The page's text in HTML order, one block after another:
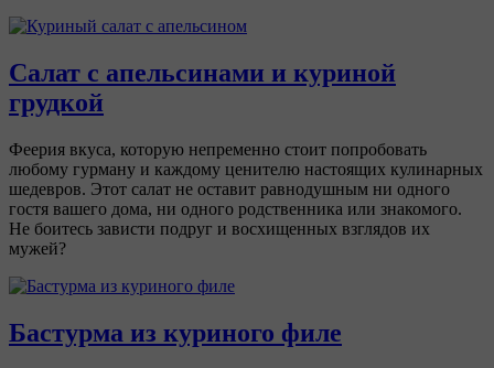
Салат с апельсинами и куриной
грудкой
Феерия вкуса, которую непременно стоит попробовать
любому гурману и каждому ценителю настоящих кулинарных
шедевров. Этот салат не оставит равнодушным ни одного
гостя вашего дома, ни одного родственника или знакомого.
Не боитесь зависти подруг и восхищенных взглядов их
мужей?
Бастурма из куриного филе